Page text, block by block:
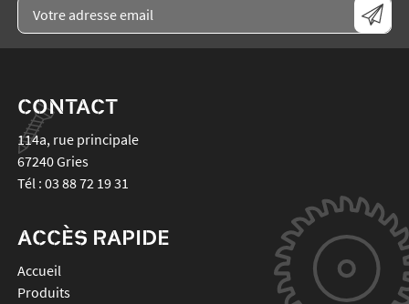
CONTACT
114a, rue principale
67240Gries
Tél : 03 88 72 19 31
ACCÈS RAPIDE
Accueil
Produits